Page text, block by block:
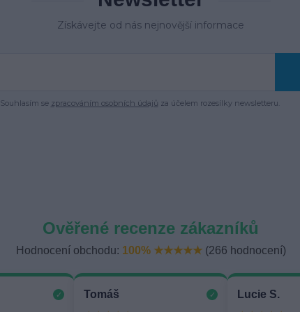
Získávejte od nás nejnovější informace
Souhlasím se zpracováním osobních údajů za účelem rozesílky newsletteru.
Ověřené recenze zákazníků
Hodnocení obchodu: 100% ★★★★★(266 hodnocení)
✓ Tomáš ✓ Lucie S.